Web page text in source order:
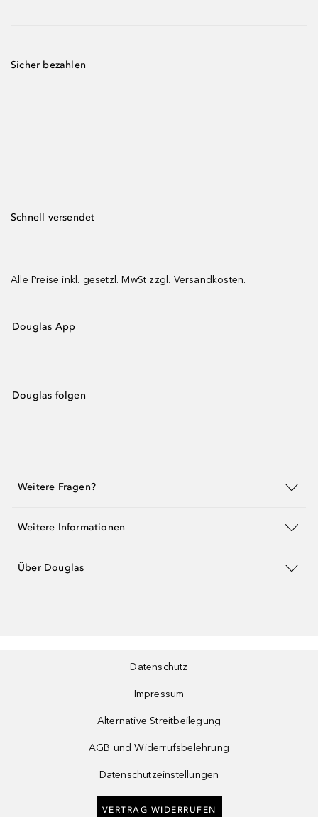
Sicher bezahlen
Schnell versendet
Alle Preise inkl. gesetzl. MwSt zzgl. Versandkosten.
Douglas App
Douglas folgen
Weitere Fragen?
Weitere Informationen
Über Douglas
Datenschutz
Impressum
Alternative Streitbeilegung
AGB und Widerrufsbelehrung
Datenschutzeinstellungen
VERTRAG WIDERRUFEN